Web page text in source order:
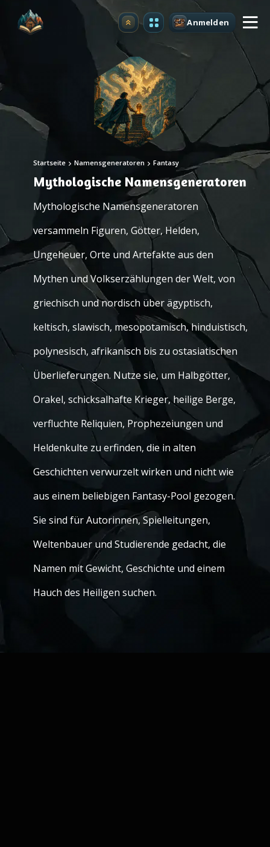
Upgrade Anmelden
Startseite Namensgeneratoren Fantasy
Mythologische Namensgeneratoren
Mythologische Namensgeneratoren
versammeln Figuren, Götter, Helden,
Ungeheuer, Orte und Artefakte aus den
Mythen und Volkserzählungen der Welt, von
griechisch und nordisch über ägyptisch,
keltisch, slawisch, mesopotamisch, hinduistisch,
polynesisch, afrikanisch bis zu ostasiatischen
Überlieferungen. Nutze sie, um Halbgötter,
Orakel, schicksalhafte Krieger, heilige Berge,
verfluchte Reliquien, Prophezeiungen und
Heldenkulte zu erfinden, die in alten
Geschichten verwurzelt wirken und nicht wie
aus einem beliebigen Fantasy-Pool gezogen.
Sie sind für Autorinnen, Spielleitungen,
Weltenbauer und Studierende gedacht, die
Namen mit Gewicht, Geschichte und einem
Hauch des Heiligen suchen.